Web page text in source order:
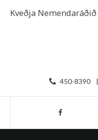
Kveðja Nemendaráðið
450-8390 |